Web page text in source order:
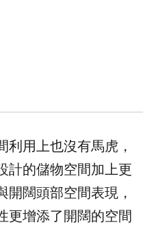
利用上也沒有馬虎，
計的儲物空間加上更
開闊頭部空間表現，
更增添了開闊的空間